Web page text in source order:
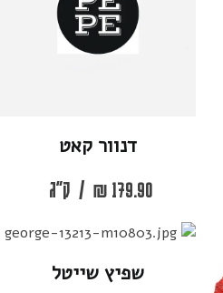
דנוור קאט
₪ 179.90
/ ק"ג
שפיץ שייטל